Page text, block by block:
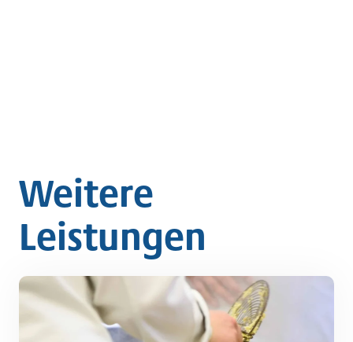
Weitere
Leistungen